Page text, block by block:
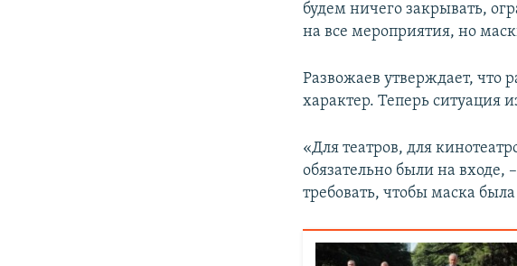
будем ничего закрывать,
на все мероприятия, но
Развожаев утверждает,
характер. Теперь ситуация
«Для театров, для
обязательно были на входе,
требовать, чтобы маска